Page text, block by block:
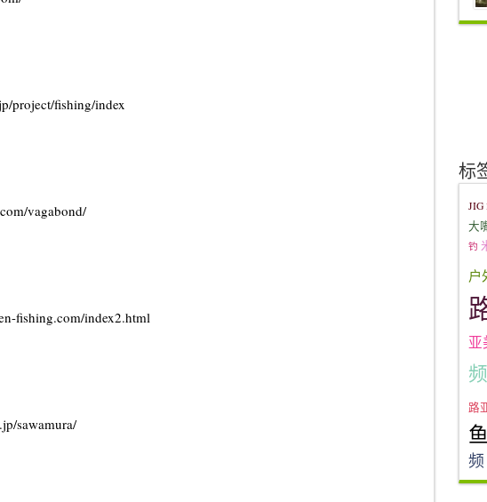
project/fishing/index
vagabond/
fishing.com/index2.html
sawamura/
标
JIG
大
钓
户
亚
频
路
鱼
频